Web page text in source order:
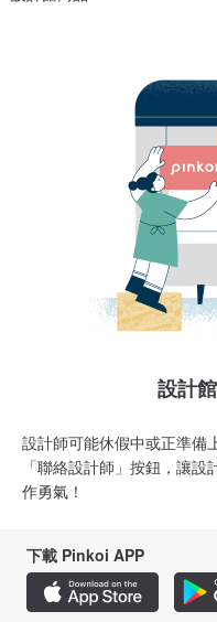
設計
設計師可能休假中或正準備
「聯絡設計師」按鈕，讓
作勇氣！
下載 Pinkoi APP